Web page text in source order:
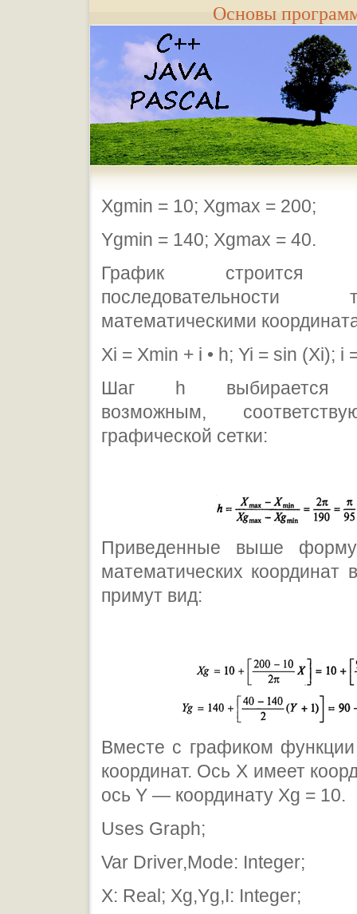
Основы
Xgmin = 10; Xgmax = 200;
Ygmin = 140; Xgmax = 40.
График
математическими
Xi = Хmin + i • h; Yi = sin (Xi); i
Шаг h выбирается
возможным,
графической сетки:
Приведенные выше
математических координат
примут вид:
Вместе с графиком функции
координат. Ось Х имеет
ось Y — координату Xg = 10.
Uses Graph;
Var Driver,Mode: Integer;
X: Real; Xg,Yg,I: Integer;